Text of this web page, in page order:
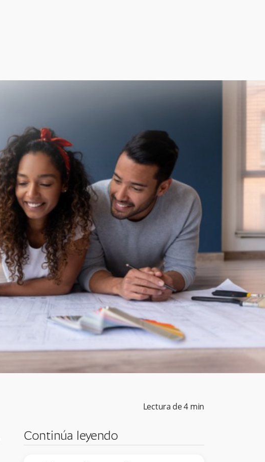
Lectura de4 min
Continúa leyendo